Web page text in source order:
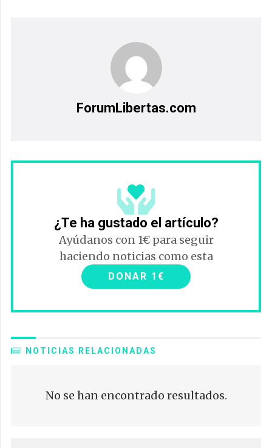
ForumLibertas.com
¿Te ha gustado el artículo?
Ayúdanos con 1€ para seguir
haciendo noticias como esta
DONAR 1€
NOTICIAS RELACIONADAS
No se han encontrado resultados.